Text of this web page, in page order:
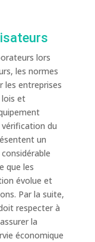
lors
les normes
entreprises
lois et
du
un
que les
évolue et
Par la suite,
respecter à
la
économique